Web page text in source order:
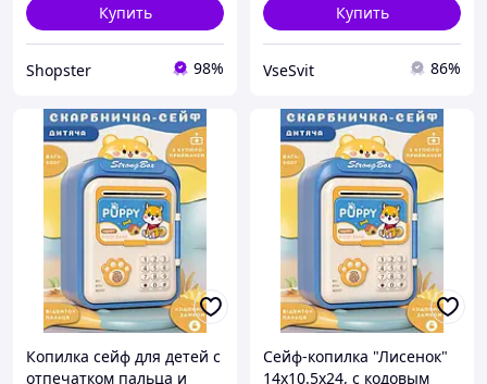
Купить
Shopster 98%
Купить
VseSvit 86%
Копилка сейф для детей с
отпечатком пальца и
Сейф-копилка "Лисенок"
14х10.5х24, с кодовым